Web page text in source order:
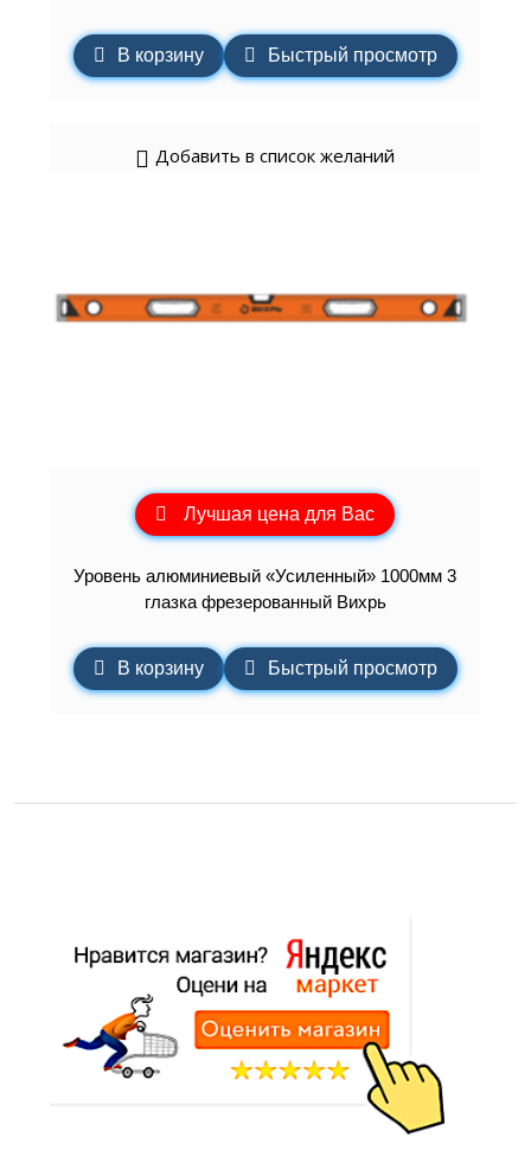
В корзину Быстрый просмотр
Добавить в список желаний
Лучшая цена для Вас
Уровень алюминиевый «Усиленный» 1000мм 3
глазка фрезерованный Вихрь
В корзину Быстрый просмотр